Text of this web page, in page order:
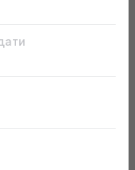
хусусиятига